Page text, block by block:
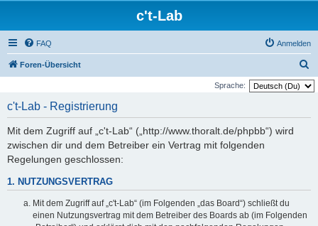
c't-Lab
FAQ Anmelden
Foren-Übersicht
u
Sprache:
c't-Lab - Registrierung
Mit dem Zugriff auf „c't-Lab“ („http://www.thoralt.de/phpbb“) wird
zwischen dir und dem Betreiber ein Vertrag mit folgenden
Regelungen geschlossen:
1. NUTZUNGSVERTRAG
Mit dem Zugriff auf „c't-Lab“ (im Folgenden „das Board“) schließt du
einen Nutzungsvertrag mit dem Betreiber des Boards ab (im Folgenden